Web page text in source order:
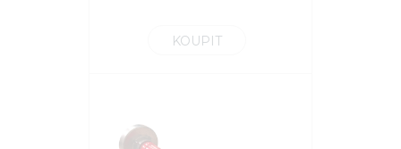
KOUPIT